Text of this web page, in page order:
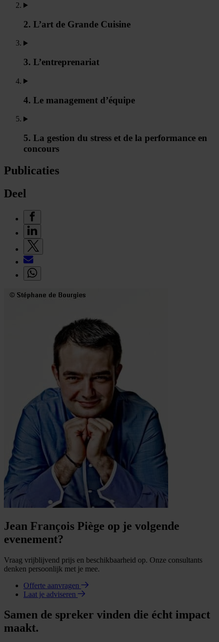
2. L’art de Grande Cuisine
3. L’entreprenariat
4. Le management d’équipe
5. La gestion du stress et de la performance en
concours
Publicaties
Deel
Jean François Piège op je volgende
evenement?
Vraag vrijblijvend prijs en beschikbaarheid op. Onze consultants
denken persoonlijk met je mee.
Offerte aanvragen
Laat je adviseren
Samen de spreker vinden die écht impact
maakt.